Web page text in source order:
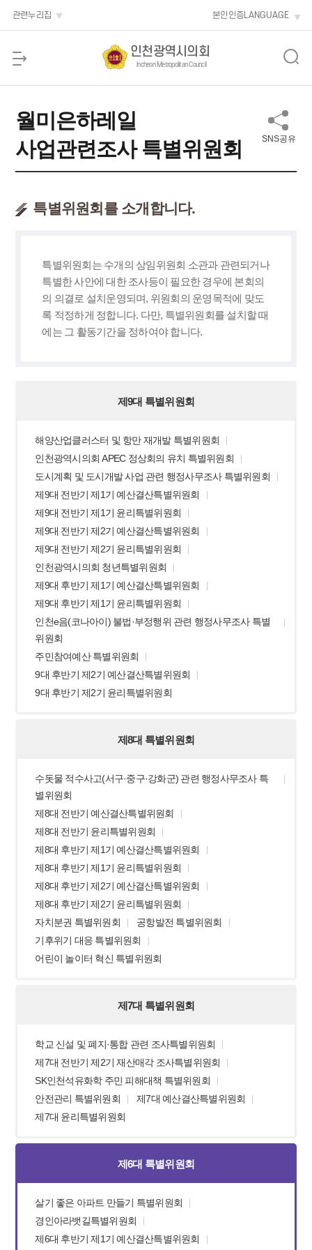
관련누리집 본인인증LANGUAGE
인천광역시의회
Incheon Metropolitan Council
월미은하레일
사업관련조사 특별위원회
SNS공유
특별위원회를 소개합니다.
특별위원회는 수개의 상임위원회 소관과 관련되거나
특별한 사안에 대한 조사등이 필요한 경우에 본회의
의 의결로 설치운영되며, 위원회의 운영목적에 맞도
록 적정하게 정합니다. 다만, 특별위원회를 설치할 때
에는 그 활동기간을 정하여야 합니다.
제9대 특별위원회
해양산업클러스터 및 항만 재개발 특별위원회
인천광역시의회 APEC 정상회의 유치 특별위원회
도시계획 및 도시개발 사업 관련 행정사무조사 특별위원회
제9대 전반기 제1기 예산결산특별위원회
제9대 전반기 제1기 윤리특별위원회
제9대 전반기 제2기 예산결산특별위원회
제9대 전반기 제2기 윤리특별위원회
인천광역시의회 청년특별위원회
제9대 후반기 제1기 예산결산특별위원회
제9대 후반기 제1기 윤리특별위원회
인천e음(코나아이) 불법·부정행위 관련 행정사무조사 특별
위원회
주민참여예산 특별위원회
9대 후반기 제2기 예산결산특별위원회
9대 후반기 제2기 윤리특별위원회
제8대 특별위원회
수돗물 적수사고(서구·중구·강화군) 관련 행정사무조사 특
별위원회
제8대 전반기 예산결산특별위원회
제8대 전반기 윤리특별위원회
제8대 후반기 제1기 예산결산특별위원회
제8대 후반기 제1기 윤리특별위원회
제8대 후반기 제2기 예산결산특별위원회
제8대 후반기 제2기 윤리특별위원회
자치분권 특별위원회
공항발전 특별위원회
기후위기 대응 특별위원회
어린이 놀이터 혁신 특별위원회
제7대 특별위원회
학교 신설 및 폐지·통합 관련 조사특별위원회
제7대 전반기 제2기 재산매각 조사특별위원회
SK인천석유화학 주민 피해대책 특별위원회
안전관리 특별위원회
제7대 예산결산특별위원회
제7대 윤리특별위원회
제6대 특별위원회
살기 좋은 아파트 만들기 특별위원회
경인아라뱃길특별위원회
제6대 후반기 제1기 예산결산특별위원회